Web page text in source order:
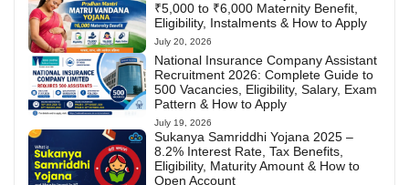
₹5,000 to ₹6,000 Maternity Benefit,
Eligibility, Instalments & How to Apply
July 20, 2026
National Insurance Company Assistant
Recruitment 2026: Complete Guide to
500 Vacancies, Eligibility, Salary, Exam
Pattern & How to Apply
July 19, 2026
Sukanya Samriddhi Yojana 2025 –
8.2% Interest Rate, Tax Benefits,
Eligibility, Maturity Amount & How to
Open Account